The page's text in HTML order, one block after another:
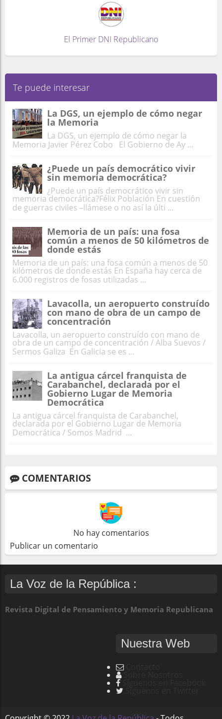
El Primer DNI Republicano
Te puede interesar
La DGS, un ejemplo de cómo negar
la Memoria
La DGS, un ejemplo de cómo negar la
Memoria Javier Pérez Cobo El Gobierno de Ay ...
¿Puede un país democrático vivir
sin memoria democrática?
¿Puede un país democrático vivir sin
memoria democrática?Félix Población En cuestión
de guerras civiles –llámese o no así la últi ...
Memoria de un país: una fosa
común a menos de 50 kilómetros de
donde estás
Memoria de un país: una fosa común a menos de 50
kilómetros de donde estás En España hay cerca de
6.000 registros de fosas utilizadas ...
Lavacolla, un aeropuerto construído
con mano de obra de un campo de
concentración
Lavacolla, un aeropuerto construído con mano de
obra de un campo de concentración / Alba Suevos /
Sermos Galiza En Galicia se es ...
La antigua cárcel franquista de
Carabanchel, declarada por el
Gobierno Lugar de Memoria
Democrática
La antigua cárcel franquista de Carabanchel,
declarada por el Gobierno Lugar de Memoria
Democrática / Somos Madrid ...
COMENTARIOS
No hay comentarios
Publicar un comentario
La Voz de la República :
Revista Digital de Pensamiento y Memoria Republicana
Nuestra Web